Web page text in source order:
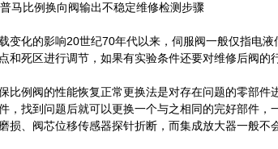
变化的影响20世纪70年代以来，伺服阀一般仅指电
死区进行调节，如果有实验条件还要对维修后阀的
比例阀的性能恢复正常更换法是对存在问题的零部件
，找到问题后就可以更换一个与之相同的完好部件
、阀芯位移传感器探针折断，而集成放大器一般不